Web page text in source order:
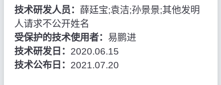
技术研发人员： 薛廷宝;袁洁;孙景景;其他发明
人请求不公开姓名
受保护的技术使用者： 易鹏进
技术研发日： 2020.06.15
技术公布日： 2021.07.20